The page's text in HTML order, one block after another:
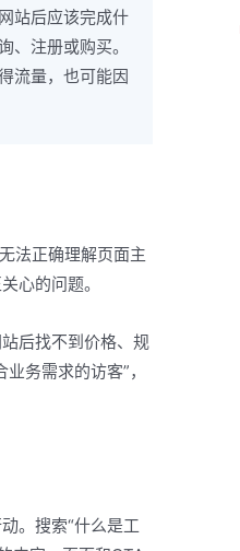
站后应该完成什
注册或购买。
流量，也可能因
法正确理解页面主
心的问题。
后找不到价格、规
务需求的访客”，
。搜索“什么是工